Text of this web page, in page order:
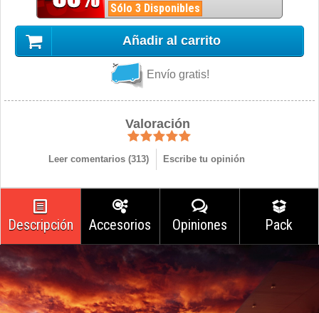
Sólo 3 Disponibles
Añadir al carrito
Envío gratis!
Valoración
Leer comentarios (313) Escribe tu opinión
Descripción Accesorios Opiniones Pack